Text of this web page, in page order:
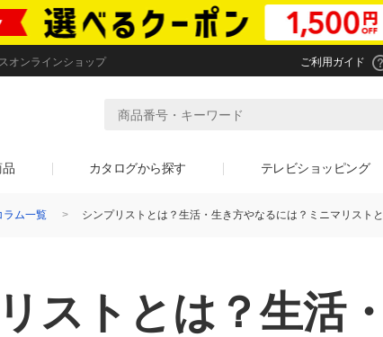
オンラインショップ ご利用ガイド
品 カタログから探す テレビショッピング
ラム一覧 シンプリストとは？生活・生き方やなるには？ミニマリスト
ストとは？生活